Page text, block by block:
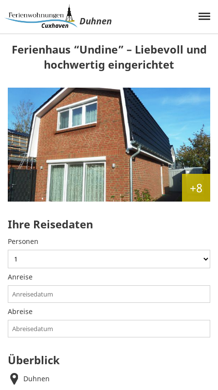
Ferienhaus “Undine” – Liebevoll und
hochwertig eingerichtet
+8
Ihre Reisedaten
Personen
Anreise
Abreise
Überblick
Duhnen